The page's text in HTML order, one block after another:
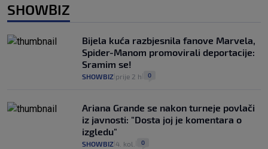
SHOWBIZ
Bijela kuća razbjesnila fanove Marvela,
Spider-Manom promovirali deportacije:
Sramim se!
SHOWBIZ prije 2 h 0
Ariana Grande se nakon turneje povlači
iz javnosti: "Dosta joj je komentara o
izgledu"
SHOWBIZ 4. kol. 0